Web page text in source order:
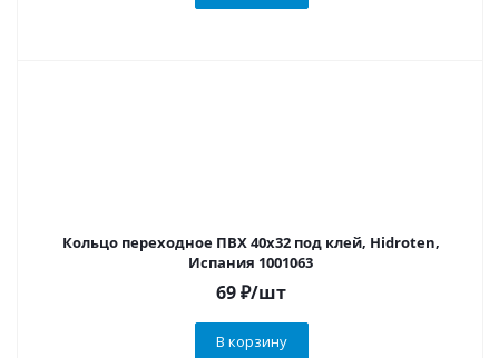
Кольцо переходное ПВХ 40х32 под клей, Hidroten,
Испания 1001063
69₽/шт
В корзину